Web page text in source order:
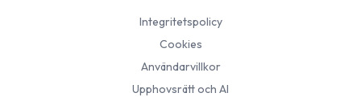
Integritetspolicy
Cookies
Användarvillkor
Upphovsrätt och AI